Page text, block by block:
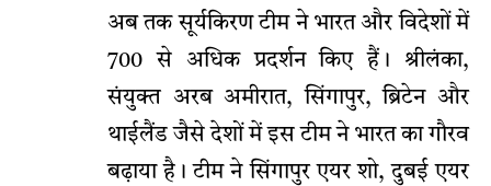
अब तक सूर्यकिरण टीम ने भारत और विदेशों में
700 से अधिक प्रदर्शन किए हैं। श्रीलंका,
संयुक्त अरब अमीरात, सिंगापुर, ब्रिटेन और
थाईलैंड जैसे देशों में इस टीम ने भारत का गौरव
बढ़ाया है। टीम ने सिंगापुर एयर शो, दुबई एयर